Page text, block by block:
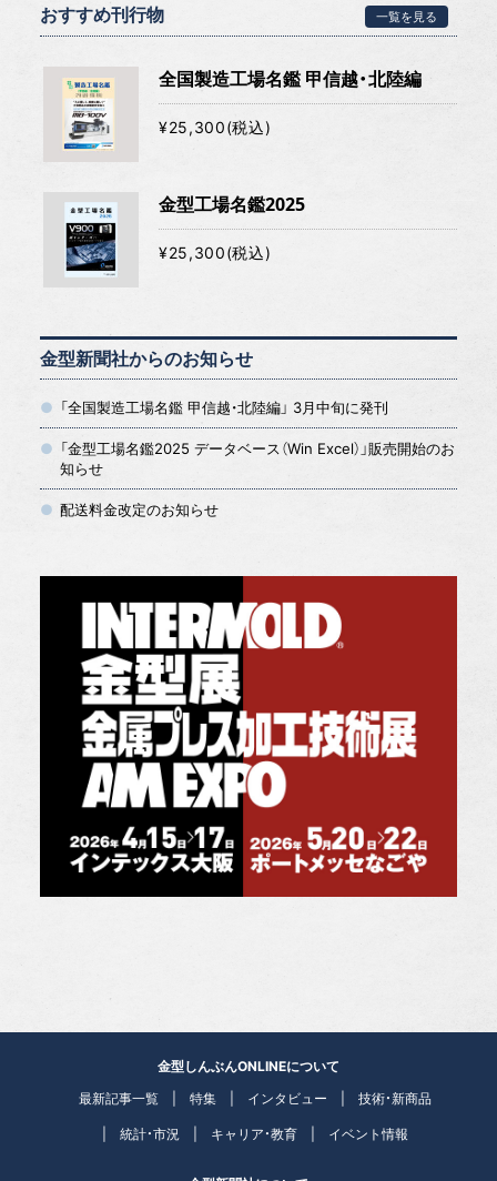
おすすめ刊行物 一覧を見る
全国製造工場名鑑 甲信越・北陸編
¥25,300(税込)
金型工場名鑑2025
¥25,300(税込)
金型新聞社からのお知らせ
「全国製造工場名鑑 甲信越・北陸編」 3月中旬に発刊
「金型工場名鑑2025 データベース（Win Excel）」販売開始のお
知らせ
配送料金改定のお知らせ
金型しんぶんONLINEについて
最新記事一覧
特集 インタビュー 技術・新商品
統計・市況 キャリア・教育 イベント情報